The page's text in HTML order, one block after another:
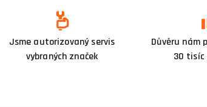
Jsme autorizovaný servis
vybraných značek
Důvěru nám
30 tisíc